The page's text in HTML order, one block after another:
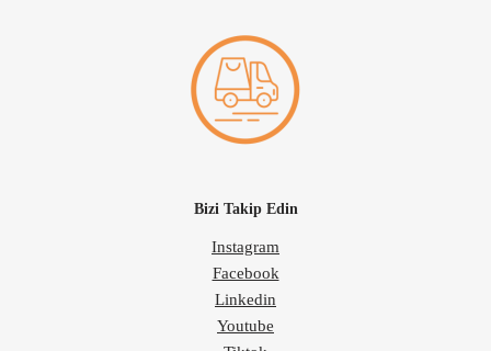
Bizi Takip Edin
Instagram
Facebook
Linkedin
Youtube